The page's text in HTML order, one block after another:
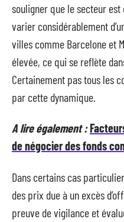
souligner que le secteur
varier considérablement
villes comme Barcelone et
élevée, ce qui se reflète
Certainement pas tous les
par cette dynamique.
A lire également :
de négocier des fonds
Dans certains cas
des prix due à un excès
preuve de vigilance et